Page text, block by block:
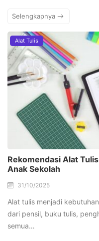
Selengkapnya
Alat Tulis
Rekomendasi Alat
Anak Sekolah
31/10/2025
Alat tulis menjadi
dari pensil, buku tulis,
semua…